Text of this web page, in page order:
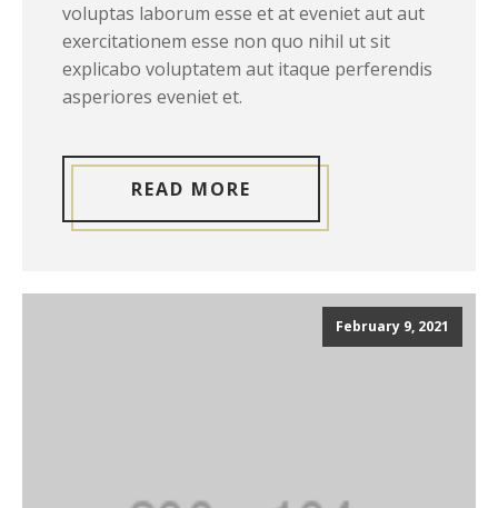
voluptas laborum esse et at eveniet aut aut
exercitationem esse non quo nihil ut sit
explicabo voluptatem aut itaque perferendis
asperiores eveniet et.
READ MORE
February 9, 2021